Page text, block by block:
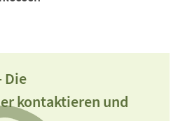
Die
kontaktieren und